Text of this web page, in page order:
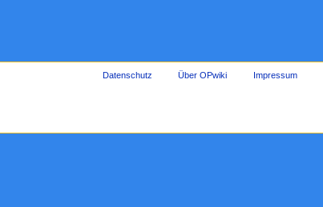
Datenschutz Über OPwiki Impressum